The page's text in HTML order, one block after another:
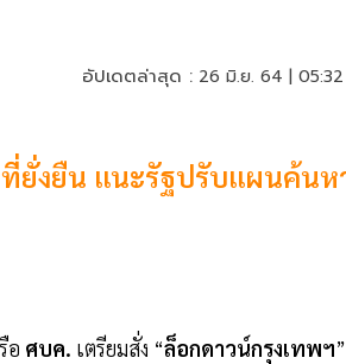
อัปเดตล่าสุด : 26 มิ.ย. 64 |
ยั่งยืน แนะรัฐปรับแผนค้นห
อ ศบค. เตรียมสั่ง “ล็อกดาวน์กรุงเทพฯ”